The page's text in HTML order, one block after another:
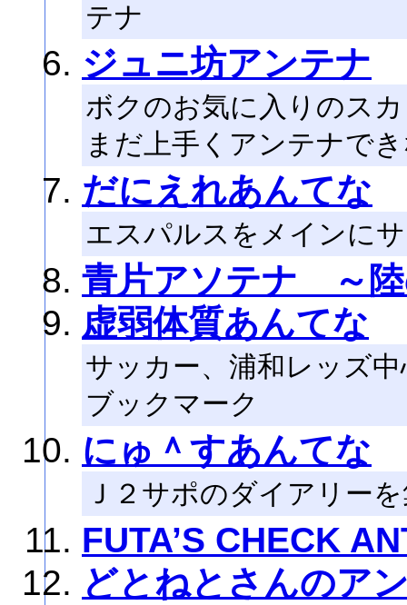
テナ
ジュニ坊アンテナ
ボクのお気に入りのス
まだ上手くアンテナで
だにえれあんてな
エスパルスをメインに
青片アソテナ ～陸
虚弱体質あんてな
サッカー、浦和レッズ
ブックマーク
にゅ＾すあんてな
Ｊ２サポのダイアリー
FUTA’S CHECK
どとねとさんのア